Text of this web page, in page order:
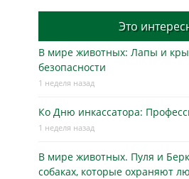
Это
В мире животных: Лапы и
безопасности
1 неделя назад
Ко Дню инкассатора:
1 неделя назад
В мире животных. Пуля и
собаках, которые охраняют